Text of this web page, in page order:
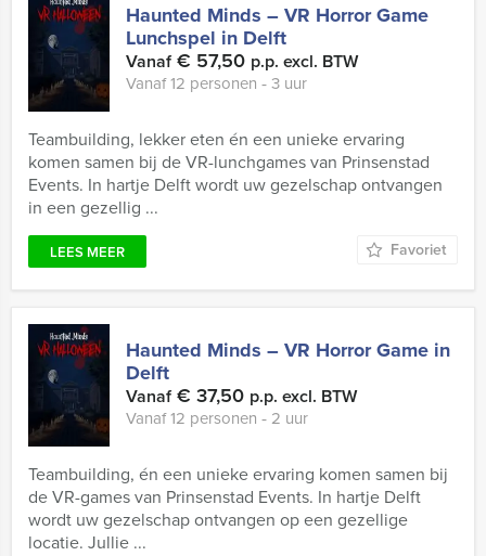
Haunted Minds – VR Horror Game
Lunchspel in Delft
Vanaf€ 57,50 p.p. excl. BTW
Vanaf 12 personen ‐ 3 uur
Teambuilding, lekker eten én een unieke ervaring
komen samen bij de VR-lunchgames van Prinsenstad
Events. In hartje Delft wordt uw gezelschap ontvangen
in een gezellig ...
LEES MEER Favoriet
Haunted Minds – VR Horror Game in
Delft
Vanaf€ 37,50 p.p. excl. BTW
Vanaf 12 personen ‐ 2 uur
Teambuilding, én een unieke ervaring komen samen bij
de VR-games van Prinsenstad Events. In hartje Delft
wordt uw gezelschap ontvangen op een gezellige
locatie. Jullie ...